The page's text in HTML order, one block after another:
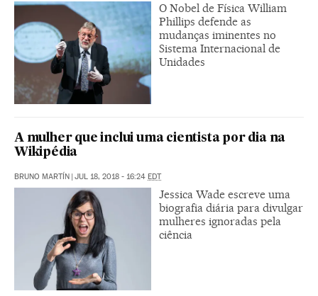
O Nobel de Física William
Phillips defende as
mudanças iminentes no
Sistema Internacional de
Unidades
A mulher que inclui uma cientista por dia na
Wikipédia
BRUNO MARTÍN | JUL 18, 2018 - 16:24 EDT
Jessica Wade escreve uma
biografia diária para divulgar
mulheres ignoradas pela
ciência